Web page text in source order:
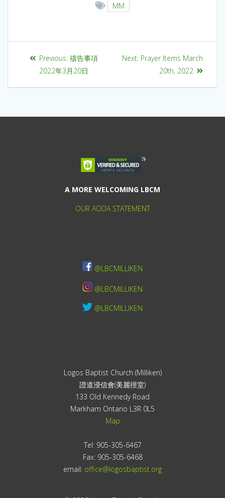
MM
Previous: 禱告事項
2022年3月20日
Next: Prayer Items March
20th, 2022
Logos Baptist Church (Milliken)
證道浸信會(美麗徑堂)
133 Old Kennedy Road
Markham Ontario L3R 0L5
Map
Tel: 905-305-6467
Fax: 905-305-6468
email: office@logosbaptist.org
A MORE WELCOMING LBCM
OUR AODA STATEMENT
@LBCMILLIKEN
@LBCMILLIKEN
@LBCMILLIKEN